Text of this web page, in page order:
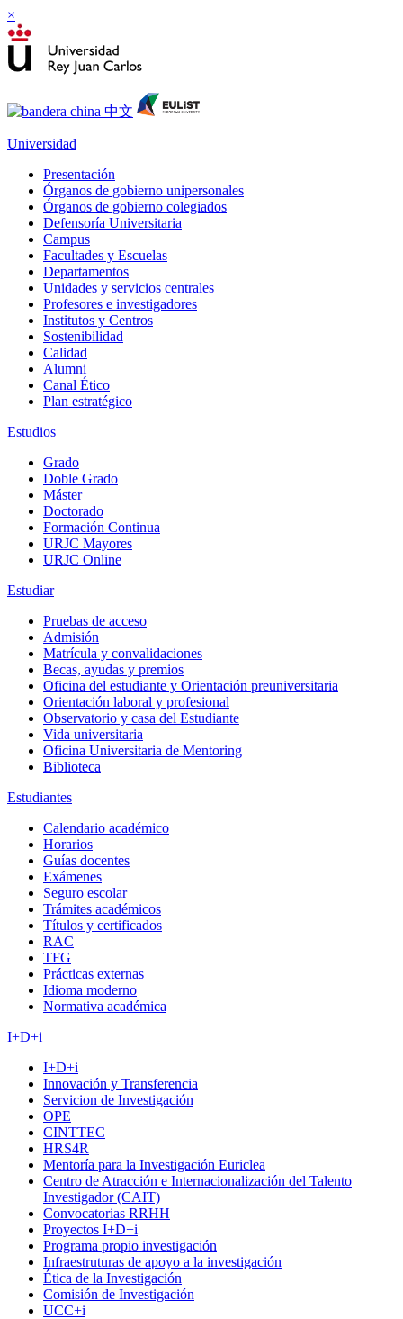
×
Universidad
Presentación
Órganos de gobierno unipersonales
Órganos de gobierno colegiados
Defensoría Universitaria
Campus
Facultades y Escuelas
Departamentos
Unidades y servicios centrales
Profesores e investigadores
Institutos y Centros
Sostenibilidad
Calidad
Alumni
Canal Ético
Plan estratégico
Estudios
Grado
Doble Grado
Máster
Doctorado
Formación Continua
URJC Mayores
URJC Online
Estudiar
Pruebas de acceso
Admisión
Matrícula y convalidaciones
Becas, ayudas y premios
Oficina del estudiante y Orientación preuniversitaria
Orientación laboral y profesional
Observatorio y casa del Estudiante
Vida universitaria
Oficina Universitaria de Mentoring
Biblioteca
Estudiantes
Calendario académico
Horarios
Guías docentes
Exámenes
Seguro escolar
Trámites académicos
Títulos y certificados
RAC
TFG
Prácticas externas
Idioma moderno
Normativa académica
I+D+i
I+D+i
Innovación y Transferencia
Servicion de Investigación
OPE
CINTTEC
HRS4R
Mentoría para la Investigación Euriclea
Centro de Atracción e Internacionalización del Talento
Investigador (CAIT)
Convocatorias RRHH
Proyectos I+D+i
Programa propio investigación
Infraestruturas de apoyo a la investigación
Ética de la Investigación
Comisión de Investigación
UCC+i